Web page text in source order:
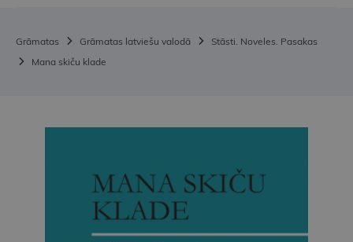
Grāmatas Grāmatas latviešu valodā
Stāsti. Noveles. Pasakas
Mana skiču klade